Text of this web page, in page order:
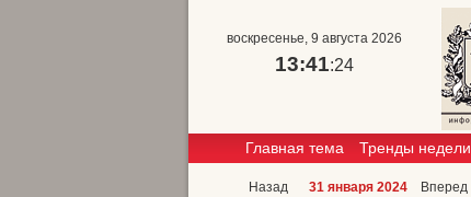
воскресенье, 9 августа 2026
13:41:24
Главная тема Тренды недели
Назад 31 января 2024
Вперед